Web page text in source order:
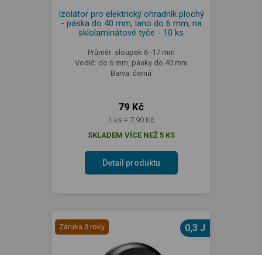
Izolátor pro elektrický ohradník plochý
- páska do 40 mm, lano do 6 mm, na
sklolaminátové tyče - 10 ks
Průměr: sloupek 6 -17 mm
Vodič: do 6 mm, pásky do 40 mm
Barva: černá
79 Kč
1 ks = 7,90 Kč
SKLADEM VÍCE NEŽ 5 KS
Detail produktu
Záruka 3 roky 0,3 J